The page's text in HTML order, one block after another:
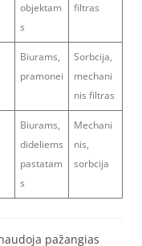
objektam
s
filtras
Biurams,
pramonei
Sorbcija,
mechani
nis filtras
Biurams,
dideliems
pastatam
s
Mechani
nis,
sorbcija
pažangias